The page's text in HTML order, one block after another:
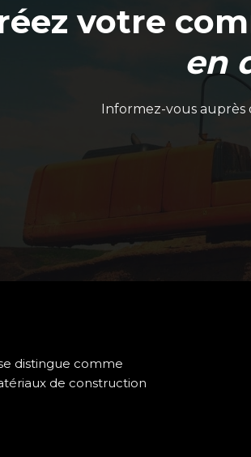
votre
en
Informez-vous auprès
distingue comme
de construction